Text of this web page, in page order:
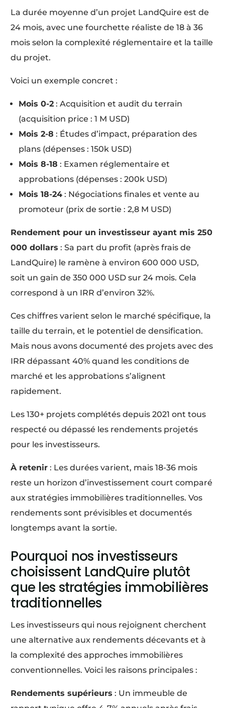
La durée moyenne d’un projet LandQuire est de
24 mois, avec une fourchette réaliste de 18 à 36
mois selon la complexité réglementaire et la taille
du projet.
Voici un exemple concret :
Mois 0-2 : Acquisition et audit du terrain
(acquisition price : 1 M USD)
Mois 2-8 : Études d’impact, préparation des
plans (dépenses : 150k USD)
Mois 8-18 : Examen réglementaire et
approbations (dépenses : 200k USD)
Mois 18-24 : Négociations finales et vente au
promoteur (prix de sortie : 2,8 M USD)
Rendement pour un investisseur ayant mis 250
000 dollars : Sa part du profit (après frais de
LandQuire) le ramène à environ 600 000 USD,
soit un gain de 350 000 USD sur 24 mois. Cela
correspond à un IRR d’environ 32%.
Ces chiffres varient selon le marché spécifique, la
taille du terrain, et le potentiel de densification.
Mais nous avons documenté des projets avec des
IRR dépassant 40% quand les conditions de
marché et les approbations s’alignent
rapidement.
Les 130+ projets complétés depuis 2021 ont tous
respecté ou dépassé les rendements projetés
pour les investisseurs.
À retenir : Les durées varient, mais 18-36 mois
reste un horizon d’investissement court comparé
aux stratégies immobilières traditionnelles. Vos
rendements sont prévisibles et documentés
longtemps avant la sortie.
Pourquoi nos investisseurs
choisissent LandQuire plutôt
que les stratégies immobilières
traditionnelles
Les investisseurs qui nous rejoignent cherchent
une alternative aux rendements décevants et à
la complexité des approches immobilières
conventionnelles. Voici les raisons principales :
Rendements supérieurs : Un immeuble de